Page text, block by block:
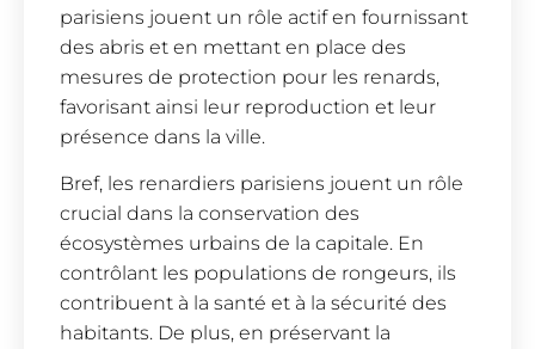
parisiens jouent un rôle actif en fournissant
des abris et en mettant en place des
mesures de protection pour les renards,
favorisant ainsi leur reproduction et leur
présence dans la ville.
Bref, les renardiers parisiens jouent un rôle
crucial dans la conservation des
écosystèmes urbains de la capitale. En
contrôlant les populations de rongeurs, ils
contribuent à la santé et à la sécurité des
habitants. De plus, en préservant la